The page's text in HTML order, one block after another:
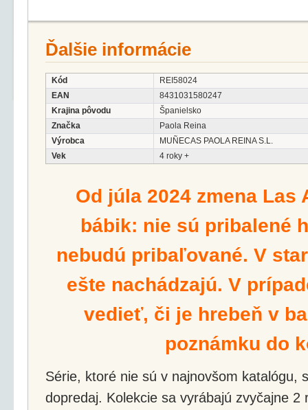
Ďalšie informácie
Kód
REI58024
EAN
8431031580247
Krajina pôvodu
Španielsko
Značka
Paola Reina
Výrobca
MUÑECAS PAOLA REINA S.L.
Vek
4 roky +
Od júla 2024 zmena Las
bábik: nie sú pribalené
nebudú pribaľované. V
ešte nachádzajú. V
vedieť, či je hrebeň v
poznámku do
Série, ktoré nie sú v najnovšom katalógu,
dopredaj. Kolekcie sa vyrábajú zvyčajne 2